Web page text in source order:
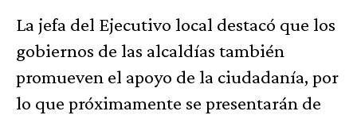
La jefa del Ejecutivo local destacó que los
gobiernos de las alcaldías también
promueven el apoyo de la ciudadanía, por
lo que próximamente se presentarán de